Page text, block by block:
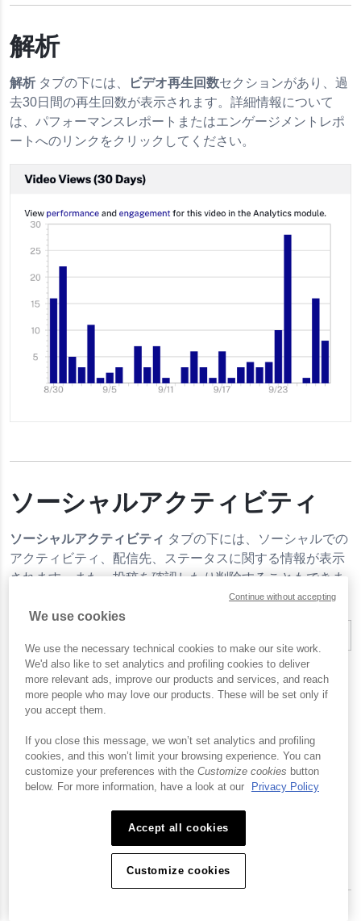
解析
解析 タブの下には、 ビデオ再生回数セクションがあり、過
去30日間の再生回数が表示されます。詳細情報について
は、パフォーマンスレポートまたはエンゲージメントレポ
ートへのリンクをクリックしてください。
ソーシャルアクティビティ
ソーシャルアクティビティ タブの下には、ソーシャルでの
アクティビティ、配信先、ステータスに関する情報が表示
されます。また、投稿を確認したり削除することもできま
ソーシャル機能の詳細については、
Brightcove Social のは
じめ方 をご覧ください。
We use cookies
We use the necessary technical cookies to make our site work.
We'd also like to set analytics and profiling cookies to deliver
more relevant ads, improve our products and services, and reach
more people who may love our products. These will be set only if
you accept them.
If you close this message, we won’t set analytics and profiling
cookies, and this won’t limit your browsing experience. You can
customize your preferences with the Customize cookies button
below. For more information, have a look at our
Privacy Policy
Accept all cookies
Customize cookies
Continue without accepting